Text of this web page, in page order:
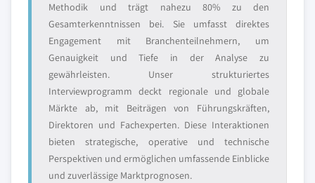
Methodik und trägt nahezu 80% zu den
Gesamterkenntnissen bei. Sie umfasst direktes
Engagement mit Branchenteilnehmern, um
Genauigkeit und Tiefe in der Analyse zu
gewährleisten. Unser strukturiertes
Interviewprogramm deckt regionale und globale
Märkte ab, mit Beiträgen von Führungskräften,
Direktoren und Fachexperten. Diese Interaktionen
bieten strategische, operative und technische
Perspektiven und ermöglichen umfassende Einblicke
und zuverlässige Marktprognosen.